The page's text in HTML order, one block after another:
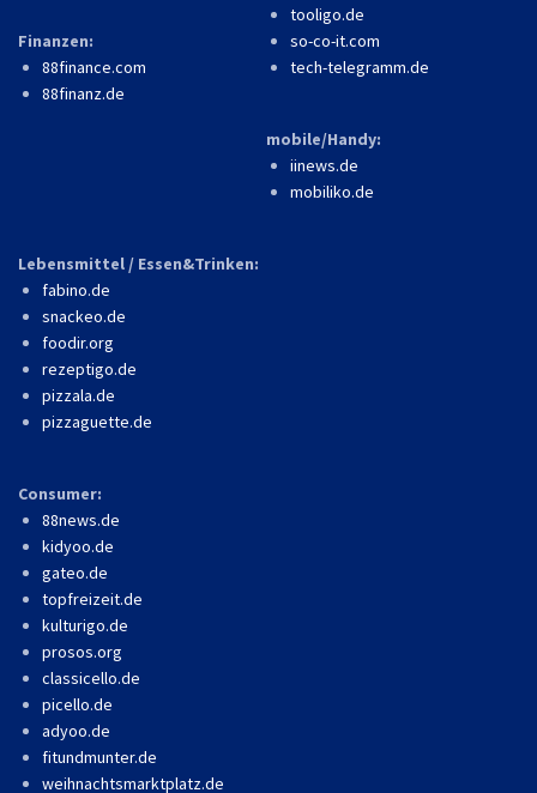
Finanzen:
88finance.com
88finanz.de
tooligo.de
so-co-it.com
tech-telegramm.de
mobile/Handy:
iinews.de
mobiliko.de
Lebensmittel / Essen&Trinken:
fabino.de
snackeo.de
foodir.org
rezeptigo.de
pizzala.de
pizzaguette.de
Consumer:
88news.de
kidyoo.de
gateo.de
topfreizeit.de
kulturigo.de
prosos.org
classicello.de
picello.de
adyoo.de
fitundmunter.de
weihnachtsmarktplatz.de